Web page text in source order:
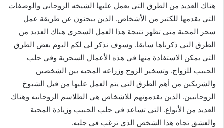
هناك العديد من الطرق التي يعمل عليها الشيخه الروحاني والوصفات
التي يقدمها للكثير من الأشخاص. الذين يبحثون عن طريقة عمل
سحر المحبة متى تظهر نتيجة هذا العمل السحري هناك العديد من
الطرق التي ذكرناها سابقا. وسوف نذكر لي لكم اليوم بعض الطرق
التي يمكن الاستفادة منها في هذه الأعمال السحرية وفي جلب
الحبيب للزواج. وتسخير الزوج وزراعه المحبه بين الشخصين
والشريكين من أهم الطرق التي يتم العمل عليها من قبل الشيوخ
الروحانيين. الذين يقدمونهم للاشخاص هي الطلاسم الروحانيه وهناك
العديد من الأنواع. التي تساعد في جلب الحبيب وزيادة المحبة
والعشق تجاه هذا الشخص الذي ترغب في جلبه.